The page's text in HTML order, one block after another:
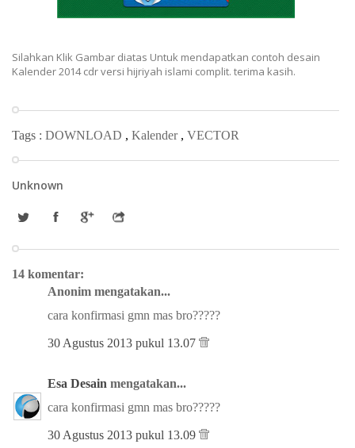
Silahkan Klik Gambar diatas Untuk mendapatkan contoh desain
Kalender 2014 cdr versi hijriyah islami complit. terima kasih.
Tags : DOWNLOAD , Kalender , VECTOR
Unknown
14 komentar:
Anonim mengatakan...
cara konfirmasi gmn mas bro?????
30 Agustus 2013 pukul 13.07
Esa Desain mengatakan...
cara konfirmasi gmn mas bro?????
30 Agustus 2013 pukul 13.09